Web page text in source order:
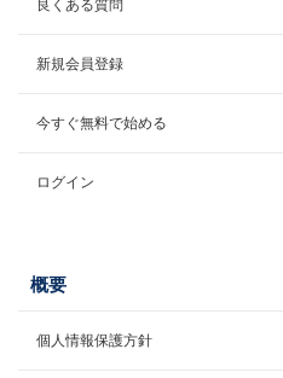
良くある質問
新規会員登録
今すぐ無料で始める
ログイン
概要
個人情報保護方針